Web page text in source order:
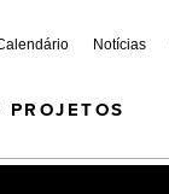
Notícias
PROJETOS